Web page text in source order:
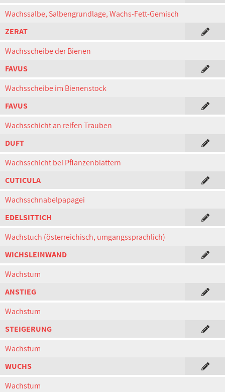
Wachssalbe, Salbengrundlage, Wachs-Fett-Gemisch
ZERAT
Wachsscheibe der Bienen
FAVUS
Wachsscheibe im Bienenstock
FAVUS
Wachsschicht an reifen Trauben
DUFT
Wachsschicht bei Pflanzenblättern
CUTICULA
Wachsschnabelpapagei
EDELSITTICH
Wachstuch (österreichisch, umgangssprachlich)
WICHSLEINWAND
Wachstum
ANSTIEG
Wachstum
STEIGERUNG
Wachstum
WUCHS
Wachstum